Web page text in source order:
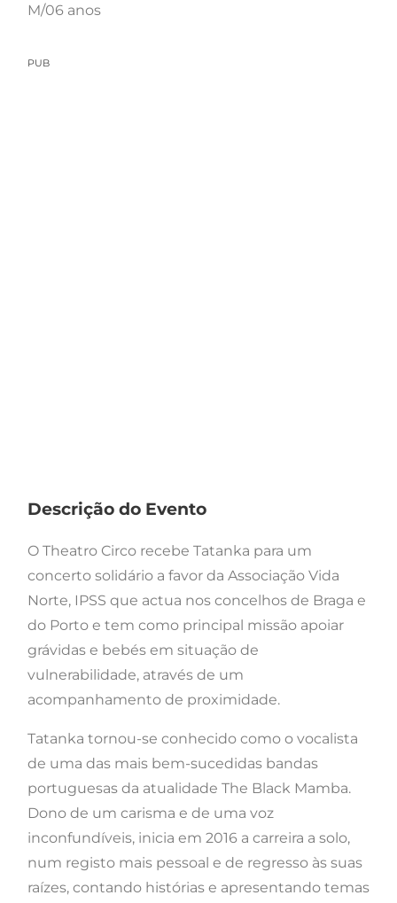
M/06 anos
PUB
Descrição do Evento
O Theatro Circo recebe Tatanka para um
concerto solidário a favor da Associação Vida
Norte, IPSS que actua nos concelhos de Braga e
do Porto e tem como principal missão apoiar
grávidas e bebés em situação de
vulnerabilidade, através de um
acompanhamento de proximidade.
Tatanka tornou-se conhecido como o vocalista
de uma das mais bem-sucedidas bandas
portuguesas da atualidade The Black Mamba.
Dono de um carisma e de uma voz
inconfundíveis, inicia em 2016 a carreira a solo,
num registo mais pessoal e de regresso às suas
raízes, contando histórias e apresentando temas